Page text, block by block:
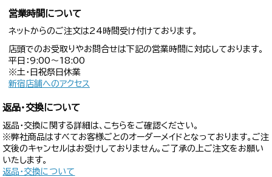
営業時間について
ネットからのご注文は24時間受け付けております。
店頭でのお受取りやお問合せは下記の営業時間に対応しております。
平日：9:00〜18:00
※土・日祝祭日休業
新宿店舗へのアクセス
返品・交換について
返品・交換に関する詳細は、こちらをご確認ください。
※弊社商品はすべてお客様ごとのオーダーメイドとなっております。ご注
文後のキャンセルはお受けしておりません。ご了承の上ご注文をお願い
いたします。
返品・交換について